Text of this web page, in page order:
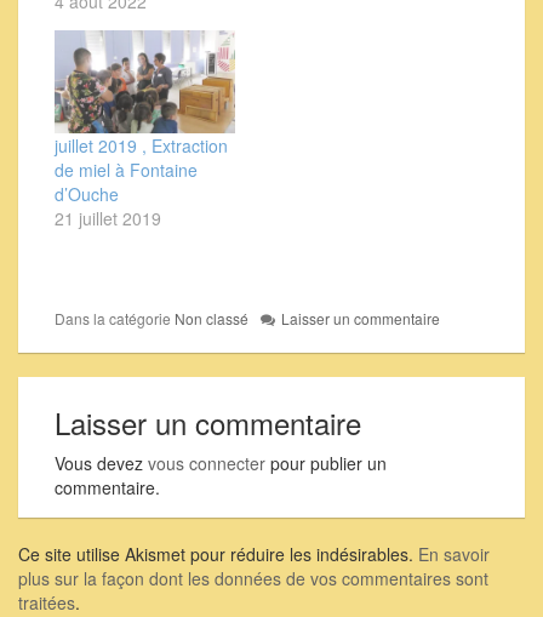
juillet 2019 , Extraction
de miel à Fontaine
d’Ouche
21 juillet 2019
Dans la catégorie Non classé Laisser un commentaire
Laisser un commentaire
Vous devez vous connecter pour publier un
commentaire.
Ce site utilise Akismet pour réduire les indésirables. En savoir
plus sur la façon dont les données de vos commentaires sont
traitées.